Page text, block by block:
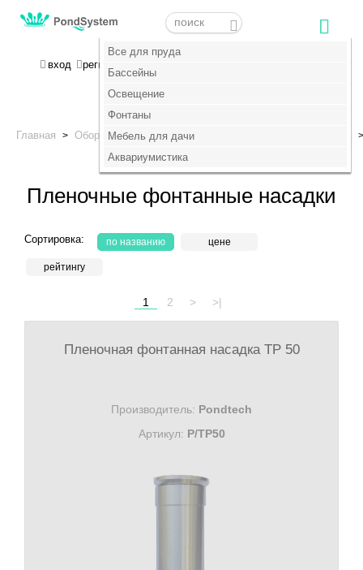
Все для пруда
Бассейны
Освещение
Фонтаны
Мебель для дачи
Аквариумистика
Все для пруда
Бассейны
Освещение
Фонтаны
Мебель для дачи
Аквариумистика
вход регистрация
+7 (495) 647-14-07
Главная > Оборудование для фонтанов
>
Пленочные фонтанные насадки
Сортировка: по названию цене
рейтингу
1 2 > >|
Пленочная фонтанная насадка TP 50
Производитель: Pondtech
Артикул: P/TP50